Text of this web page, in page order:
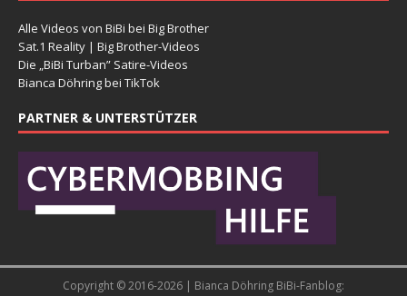
Alle Videos von BiBi bei Big Brother
Sat.1 Reality | Big Brother-Videos
Die „BiBi Turban” Satire-Videos
Bianca Döhring bei TikTok
PARTNER & UNTERSTÜTZER
Copyright © 2016-2026 | Bianca Döhring BiBi-Fanblog: